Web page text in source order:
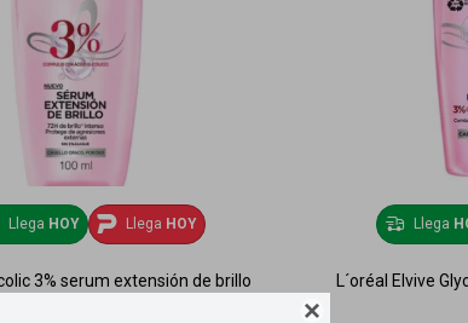

Llega HOY Llega HOY
3% serum extensión de brillo
Llega
L´oréal Elvive